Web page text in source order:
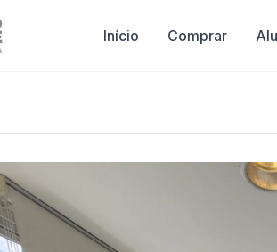
Início Comprar